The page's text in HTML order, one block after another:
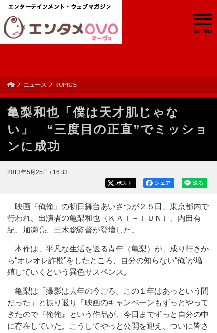
MENU
ニュース TOPICS
亀梨和也「僕は天才肌じゃな
い」 “三度目の正直”でミッショ
ンに成功
2013年5月25日 / 16:33
送る
シェア
ポスト
映画『俺俺』の初日舞台あいさつが２５日、東京都内で
行われ、出演者の亀梨和也（ＫＡＴ－ＴＵＮ）、内田有
紀、加瀬亮、三木聡監督が登壇した。
本作は、平凡な生活を送る青年（亀梨）が、成り行きか
ら“オレオレ詐欺”をしたところ、自分の知らない“俺”が増
殖していくという異色サスペンス。
亀梨は「撮影は去年の今ごろ。この１年はあっという間
だった」と振り返り「映画のキャンペーンもずっとやって
きたので『俺俺』という作品が、今日までずっと自分の中
に存在していた。こうしてやっと公開を迎え、ついに皆さ